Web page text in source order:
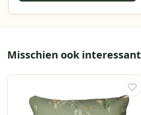
Misschien ook interessant